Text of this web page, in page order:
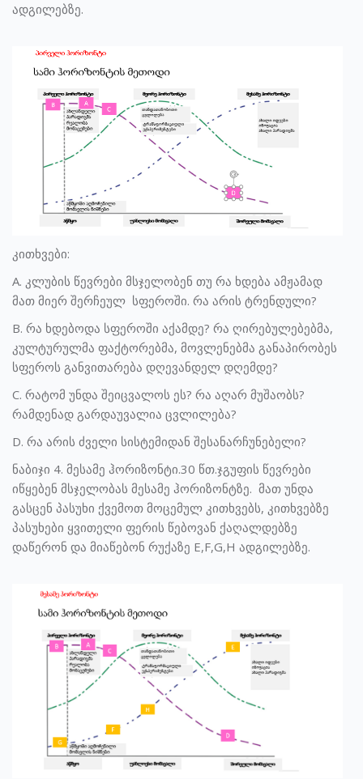
ადგილებზე.
კითხვები:
A. კლუბის წევრები მსჯელობენ თუ რა ხდება ამჟამად
მათ მიერ შერჩეულ სფეროში. რა არის ტრენდული?
B. რა ხდებოდა სფეროში აქამდე? რა ღირებულებებმა,
კულტურულმა ფაქტორებმა, მოვლენებმა განაპირობეს
სფეროს განვითარება დღევანდელ დღემდე?
C. რატომ უნდა შეიცვალოს ეს? რა აღარ მუშაობს?
რამდენად გარდაუვალია ცვლილება?
D. რა არის ძველი სისტემიდან შესანარჩუნებელი?
ნაბიჯი 4. მესამე ჰორიზონტი.30 წთ.ჯგუფის წევრები
იწყებენ მსჯელობას მესამე ჰორიზონტზე. მათ უნდა
გასცენ პასუხი ქვემოთ მოცემულ კითხვებს, კითხვებზე
პასუხები ყვითელი ფერის წებოვან ქაღალდებზე
დაწერონ და მიაწებონ რუქაზე E,F,G,H ადგილებზე.